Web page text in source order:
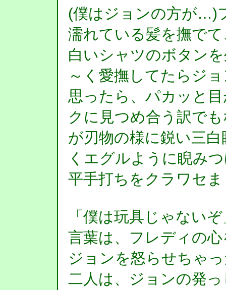
(僕はジョンの方が…)
濡れている髪を撫で
白いシャツのボタン
～く愛撫してたらジ
思ったら、パカッと
クに見つめ合う訳で
が刃物の様に鋭い三
くエグルように睨み
平手打ちをクラワセ
「僕は玩具じゃない
言葉は、フレディの
ジョンを怒らせちゃ
二人は、ジョンの発